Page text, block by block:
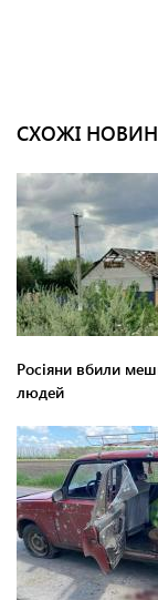
СХОЖІ
Росіяни вбили
людей